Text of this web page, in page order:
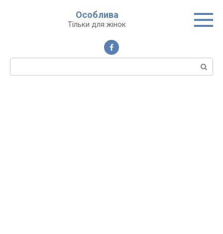
Особлива
Тільки для жінок
Пошук: